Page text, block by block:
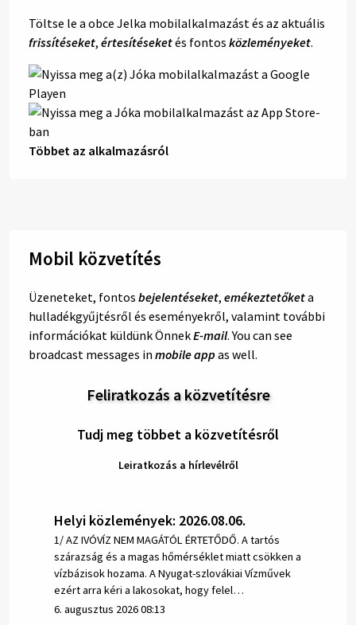
Töltse le a obce Jelka mobilalkalmazást és az aktuális
frissítéseket, értesítéseketés fontos közleményeket.
Többet az alkalmazásról
Mobil közvetítés
Üzeneteket, fontos bejelentéseket, emékeztetőketa
hulladékgyűjtésről és eseményekről, valamint további
információkat küldünk ÖnnekE-mail. You can see
broadcast messages in mobile app as well.
Feliratkozás a közvetítésre
Tudj meg többet a közvetítésről
Leiratkozás a hírlevélről
Helyi közlemények: 2026.08.06.
1/ AZ IVÓVÍZ NEM MAGÁTÓL ÉRTETŐDŐ. A tartós
szárazság és a magas hőmérséklet miatt csökken a
vízbázisok hozama. A Nyugat-szlovákiai Vízművek
ezért arra kéri a lakosokat, hogy felel…
6. augusztus 2026 08:13